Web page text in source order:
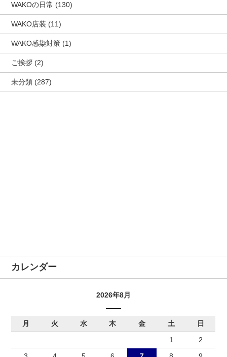
WAKOの日常 (130)
WAKO店装 (11)
WAKO感染対策 (1)
ご挨拶 (2)
未分類 (287)
カレンダー
2026年8月
月 火 水 木 金 土
日
1
2